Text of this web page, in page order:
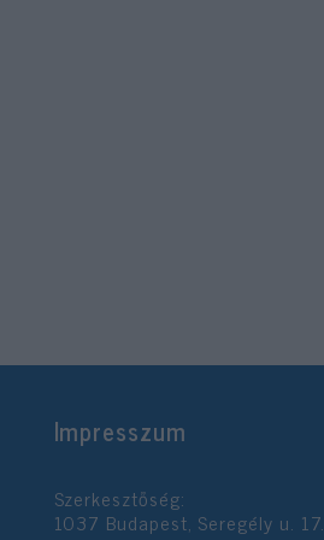
Impresszum
Szerkesztőség:
1037 Budapest, Seregély u. 17.